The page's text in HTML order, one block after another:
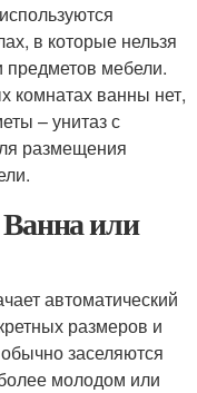
в которые нельзя
предметов мебели.
комнатах ванны нет,
– унитаз с
размещения
или
автоматический
размеров и
заселяются
молодом или